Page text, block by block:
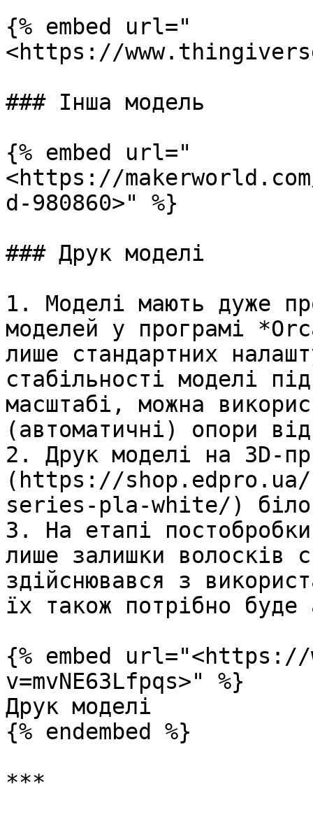
{% embed url="
<https://
### Інша модель
{% embed url="
<https://
d-980860>" %}
### Друк моделі
1. Моделі мають дуже
моделей у програмі
лише стандартних
стабільності моделі
масштабі, можна
(автоматичні) опори
2. Друк моделі на 3D-
(https://
series-pla-white/)
3. На етапі
лише залишки волосків
здійснювався з
їх також потрібно буде
{% embed url="<https://
v=mvNE63Lfpqs>" %}
Друк моделі
{% endembed %}
***